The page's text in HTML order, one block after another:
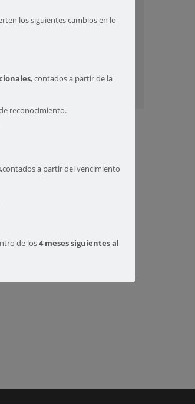
PARTICIPA
los siguientes cambios en lo
, contados a partir de la
reconocimiento.
,contados a partir del vencimiento
de los4 meses siguientes al